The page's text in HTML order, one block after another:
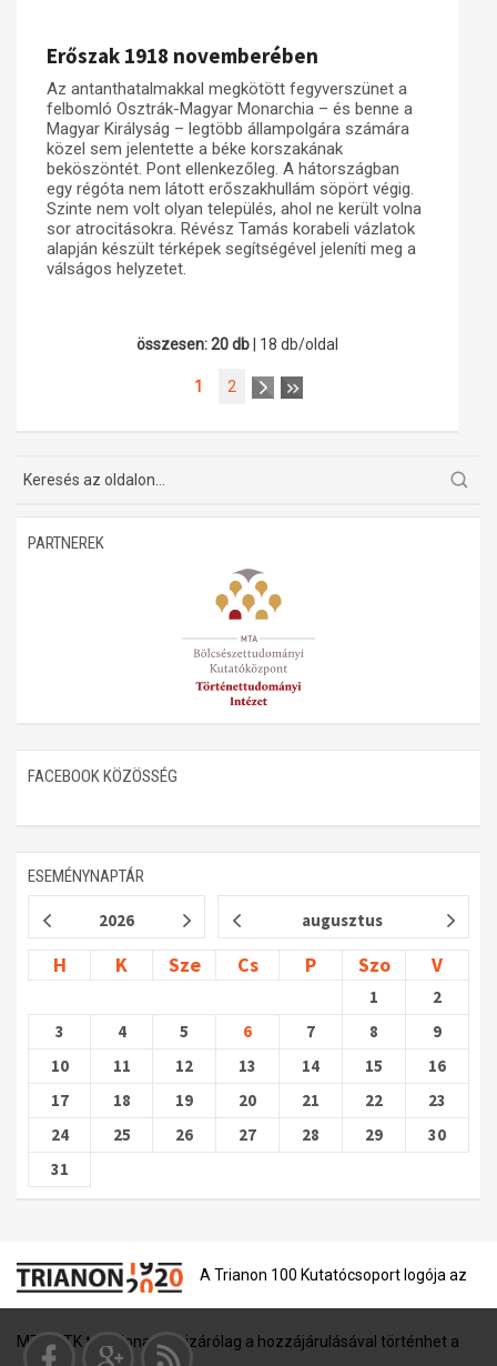
Erőszak 1918 novemberében
Az antanthatalmakkal megkötött fegyverszünet a
felbomló Osztrák-Magyar Monarchia – és benne a
Magyar Királyság – legtöbb állampolgára számára
közel sem jelentette a béke korszakának
beköszöntét. Pont ellenkezőleg. A hátországban
egy régóta nem látott erőszakhullám söpört végig.
Szinte nem volt olyan település, ahol ne került volna
sor atrocitásokra. Révész Tamás korabeli vázlatok
alapján készült térképek segítségével jeleníti meg a
válságos helyzetet.
összesen: 20 db | 18 db/oldal
1 2
PARTNEREK
FACEBOOK KÖZÖSSÉG
ESEMÉNYNAPTÁR
2026 augusztus
H K Sze Cs P Szo V
1
2
3
4 5 6 7 8
9
10
11 12 13 14 15
16
17
18 19 20 21 22
23
24
25 26 27 28 29
30
31
A Trianon 100 Kutatócsoport logója az
MTA BTK tulajdona, és kizárólag a hozzájárulásával történhet a